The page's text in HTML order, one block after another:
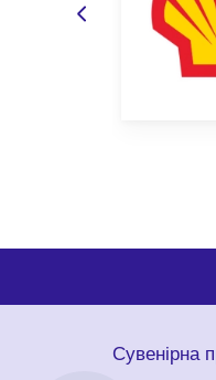
Сувенірна